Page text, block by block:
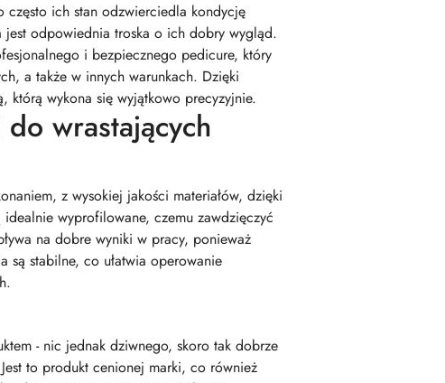
często ich stan odzwierciedla kondycję
odpowiednia troska o ich dobry wygląd.
i bezpiecznego pedicure, który
a także w innych warunkach. Dzięki
którą wykona się wyjątkowo precyzyjnie.
wrastających
z wysokiej jakości materiałów, dzięki
idealnie wyprofilowane, czemu zawdzięczyć
na dobre wyniki w pracy, ponieważ
są stabilne, co ułatwia operowanie
- nic jednak dziwnego, skoro tak dobrze
to produkt cenionej marki, co również